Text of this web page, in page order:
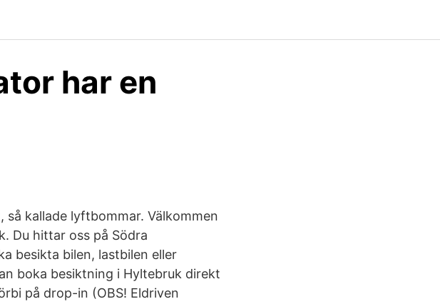
har en
kallade lyftbommar. Välkommen
Du hittar oss på Södra
besikta bilen, lastbilen eller
boka besiktning i Hyltebruk direkt
på drop-in (OBS! Eldriven